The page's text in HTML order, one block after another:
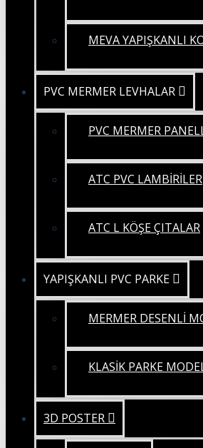
MEVA YAPIŞKANLI
PVC MERMER LEVHALAR
PVC MERMER
ATC PVC LAMBİRİLER
ATC L KÖŞE ÇITALAR
YAPIŞKANLI PVC PARKE
MERMER DESENLİ
KLASİK PARKE
3D POSTER